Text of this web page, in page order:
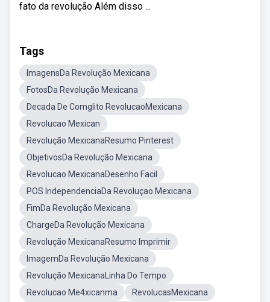
fato da revolução Além disso ...
Tags
ImagensDa Revolução Mexicana
FotosDa Revolução Mexicana
Decada De Comglito RevolucaoMexicana
Revolucao Mexican
Revolução MexicanaResumo Pinterest
ObjetivosDa Revolução Mexicana
Revolucao MexicanaDesenho Facil
POS IndependenciaDa Revoluçao Mexicana
FimDa Revolução Mexicana
ChargeDa Revolução Mexicana
Revolução MexicanaResumo Imprimir
ImagemDa Revolução Mexicana
Revolução MexicanaLinha Do Tempo
Revolucao Me4xicanma
RevolucasMexicana